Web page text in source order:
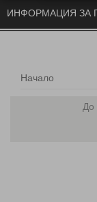
Начало
ИНФОРМАЦИЯ ЗА
До